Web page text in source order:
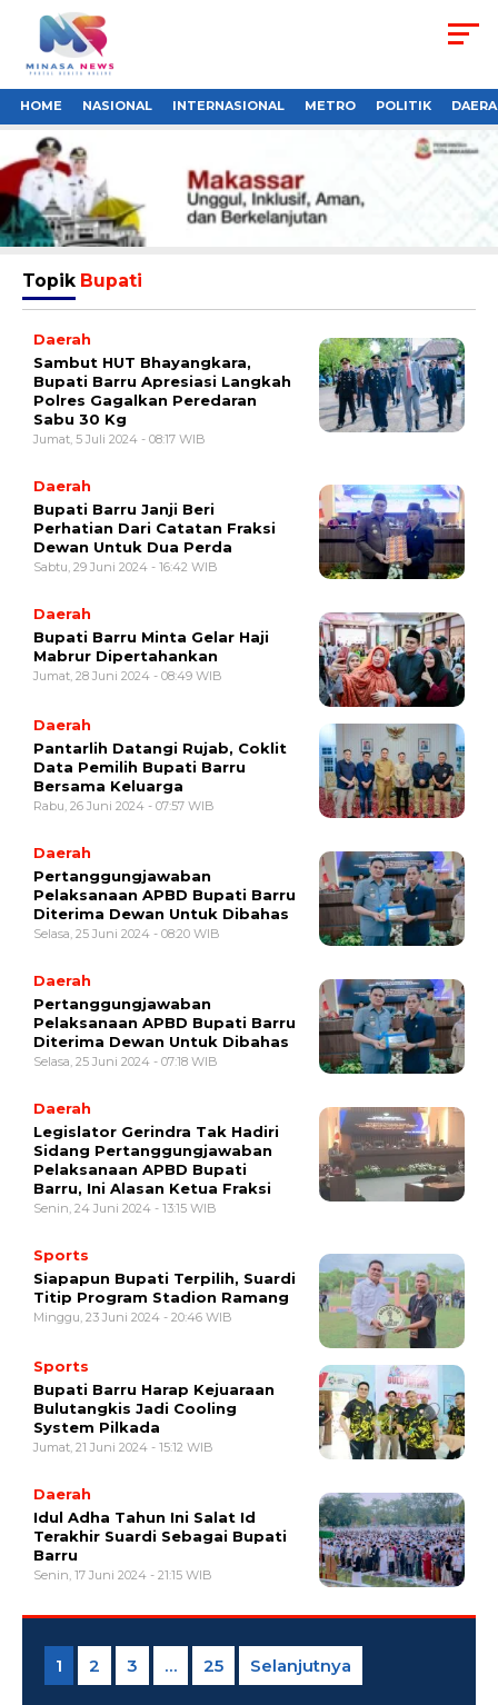
HOME NASIONAL INTERNASIONAL METRO POLITIK
Topik Bupati
Daerah
Sambut HUT Bhayangkara,
Bupati Barru Apresiasi Langkah
Polres Gagalkan Peredaran
Sabu 30 Kg
Jumat, 5 Juli 2024 - 08:17 WIB
Daerah
Bupati Barru Janji Beri
Perhatian Dari Catatan Fraksi
Dewan Untuk Dua Perda
Sabtu, 29 Juni 2024 - 16:42 WIB
Daerah
Bupati Barru Minta Gelar Haji
Mabrur Dipertahankan
Jumat, 28 Juni 2024 - 08:49 WIB
Daerah
Pantarlih Datangi Rujab, Coklit
Data Pemilih Bupati Barru
Bersama Keluarga
Rabu, 26 Juni 2024 - 07:57 WIB
Daerah
Pertanggungjawaban
Pelaksanaan APBD Bupati Barru
Diterima Dewan Untuk Dibahas
Selasa, 25 Juni 2024 - 08:20 WIB
Daerah
Pertanggungjawaban
Pelaksanaan APBD Bupati Barru
Diterima Dewan Untuk Dibahas
Selasa, 25 Juni 2024 - 07:18 WIB
Daerah
Legislator Gerindra Tak Hadiri
Sidang Pertanggungjawaban
Pelaksanaan APBD Bupati
Barru, Ini Alasan Ketua Fraksi
Senin, 24 Juni 2024 - 13:15 WIB
Sports
Siapapun Bupati Terpilih, Suardi
Titip Program Stadion Ramang
Minggu, 23 Juni 2024 - 20:46 WIB
Sports
Bupati Barru Harap Kejuaraan
Bulutangkis Jadi Cooling
System Pilkada
Jumat, 21 Juni 2024 - 15:12 WIB
Daerah
Idul Adha Tahun Ini Salat Id
Terakhir Suardi Sebagai Bupati
Barru
Senin, 17 Juni 2024 - 21:15 WIB
Paginasi
pos
1 2 3 … 25 Selanjutnya